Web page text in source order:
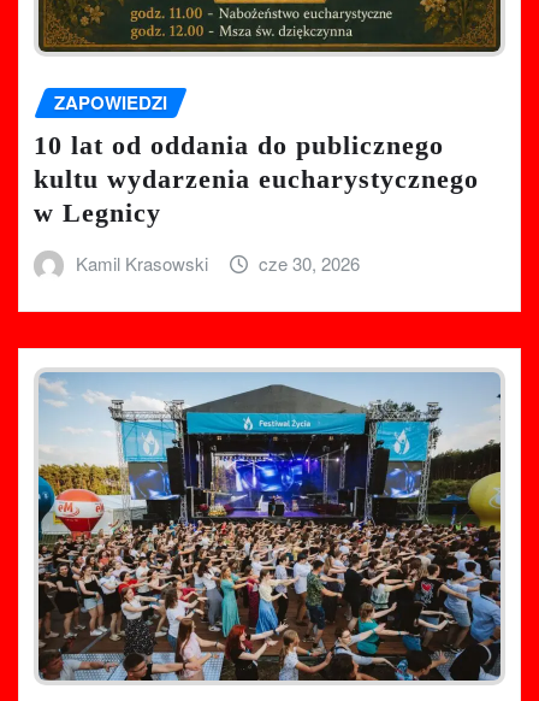
ZAPOWIEDZI
10 lat od oddania do publicznego
kultu wydarzenia eucharystycznego
w Legnicy
Kamil Krasowski cze 30, 2026